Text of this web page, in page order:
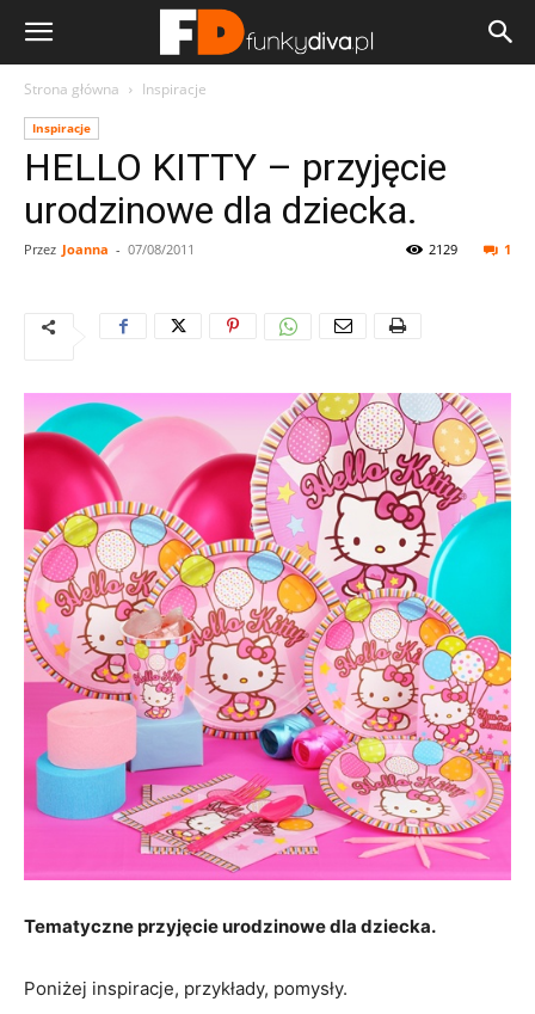
Strona główna Inspiracje
Inspiracje
HELLO KITTY – przyjęcie
urodzinowe dla dziecka.
Przez Joanna - 07/08/2011 1
2129
Tematyczne przyjęcie urodzinowe dla dziecka.
Poniżej inspiracje, przykłady, pomysły.